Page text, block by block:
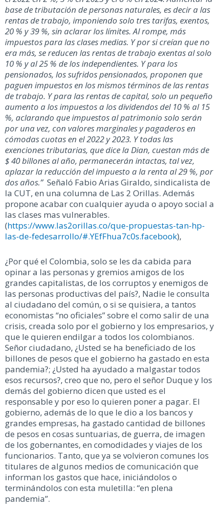
base de tributación de personas naturales, es decir a las
rentas de trabajo, imponiendo solo tres tarifas, exentos,
20 % y 39 %, sin aclarar los límites. Al rompe, más
impuestos para las clases medias. Y por si creían que no
era más, se reducen las rentas de trabajo exentas al solo
10 % y al 25 % de los independientes. Y para los
pensionados, los sufridos pensionados, proponen que
paguen impuestos en los mismos términos de las rentas
de trabajo. Y para las rentas de capital, solo un pequeño
aumento a los impuestos a los dividendos del 10 % al 15
%, aclarando que impuestos al patrimonio solo serán
por una vez, con valores marginales y pagaderos en
cómodas cuotas en el 2022 y 2023. Y todas las
exenciones tributarias, que dice la Dian, cuestan más de
$ 40 billones al año, permanecerán intactas, tal vez,
aplazar la reducción del impuesto a la renta al 29 %, por
dos años.” Señaló Fabio Arias Giraldo, sindicalista de
la CUT, en una columna de Las 2 Orillas. Además
propone acabar con cualquier ayuda o apoyo social a
las clases mas vulnerables.
(https://www.las2orillas.co/que-propuestas-tan-hp-
las-de-fedesarrollo/#.YEfFhua7c0s.facebook),
¿Por qué el Colombia, solo se les da cabida para
opinar a las personas y gremios amigos de los
grandes capitalistas, de los corruptos y enemigos de
las personas productivas del país?, Nadie le consulta
al ciudadano del común, o si se quisiera, a tantos
economistas “no oficiales” sobre el como salir de una
crisis, creada solo por el gobierno y los empresarios, y
que le quieren endilgar a todos los colombianos.
Señor ciudadano, ¿Usted se ha beneficiado de los
billones de pesos que el gobierno ha gastado en esta
pandemia?; ¿Usted ha ayudado a malgastar todos
esos recursos?, creo que no, pero el señor Duque y los
demás del gobierno dicen que usted es el
responsable y por eso lo quieren poner a pagar. El
gobierno, además de lo que le dio a los bancos y
grandes empresas, ha gastado cantidad de billones
de pesos en cosas suntuarias, de guerra, de imagen
de los gobernantes, en comodidades y viajes de los
funcionarios. Tanto, que ya se volvieron comunes los
titulares de algunos medios de comunicación que
informan los gastos que hace, iniciándolos o
terminándolos con esta muletilla: “en plena
pandemia”.